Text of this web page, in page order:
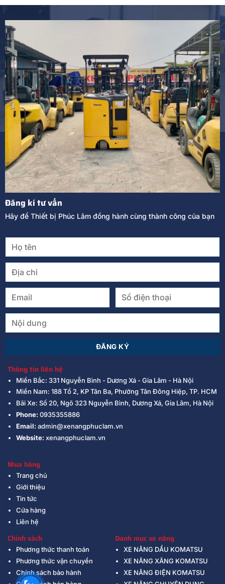
Đăng kí tư vấn
Hãy để Thiết bị Phúc Lâm đồng hành cùng thành công của bạn
Thông tin liên hệ
Miền Bắc: 331 Nguyễn Bình - Dương Xá - Gia Lâm - Hà Nội
Miền Nam: 188 Tổ 2, KP Tân Ba, Phường Tân Đông Hiệp, TP. HCM
Bãi Xe: Số 20, Ngõ 323 Nguyễn Bình, Dương Xá, Gia Lâm, Hà Nội
Phone:0935355886
Email:admin@xenangphuclam.vn
Website:xenangphuclam.vn
Mua hàng
Trang chủ
Giới thiệu
Tin tức
Cửa hàng
Liên hệ
Chính sách
Phương thức thanh toán
Phương thức vận chuyển
Chính sách bảo hành
Danh mục xe nâng
XE NÂNG DẦU KOMATSU
XE NÂNG XĂNG KOMATSU
XE NÂNG ĐIỆN KOMATSU